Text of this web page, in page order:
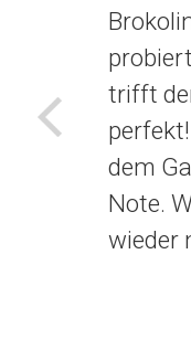
trifft
dem
Note.
wieder
Voriges